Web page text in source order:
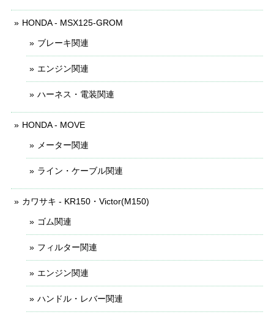
HONDA - MSX125-GROM
ブレーキ関連
エンジン関連
ハーネス・電装関連
HONDA - MOVE
メーター関連
ライン・ケーブル関連
カワサキ - KR150・Victor(M150)
ゴム関連
フィルター関連
エンジン関連
ハンドル・レバー関連